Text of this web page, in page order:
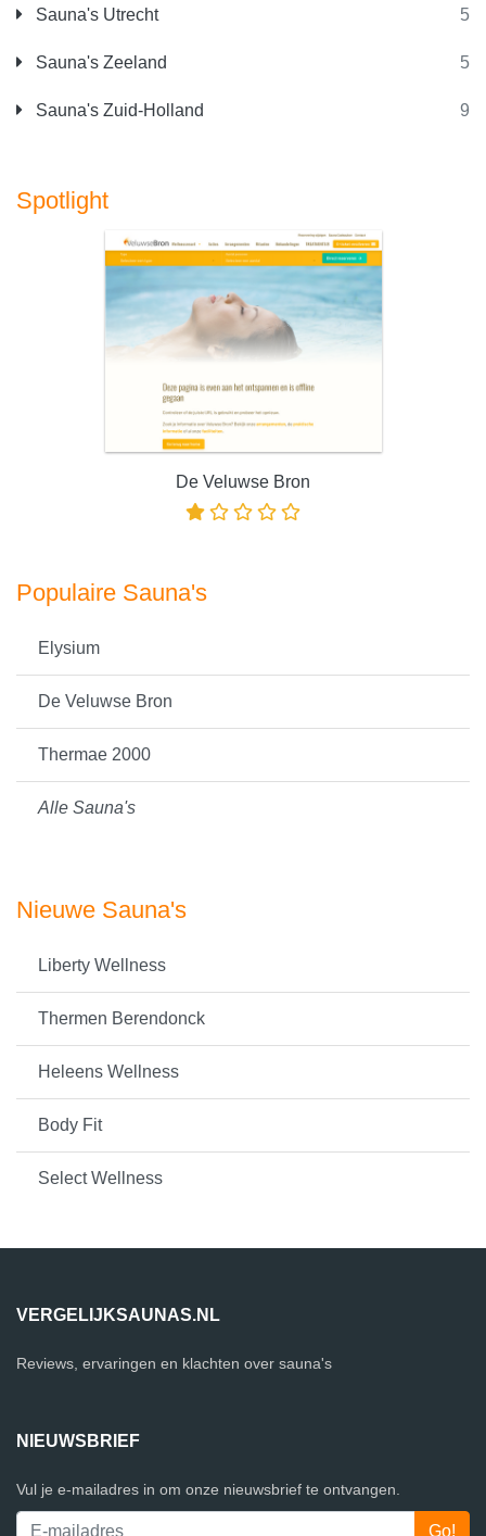
Sauna's Utrecht 5
Sauna's Zeeland 5
Sauna's Zuid-Holland 9
Spotlight
De Veluwse Bron
Populaire Sauna's
Elysium
De Veluwse Bron
Thermae 2000
Alle Sauna's
Nieuwe Sauna's
Liberty Wellness
Thermen Berendonck
Heleens Wellness
Body Fit
Select Wellness
VERGELIJKSAUNAS.NL
Reviews, ervaringen en klachten over sauna's
NIEUWSBRIEF
Vul je e-mailadres in om onze nieuwsbrief te ontvangen.